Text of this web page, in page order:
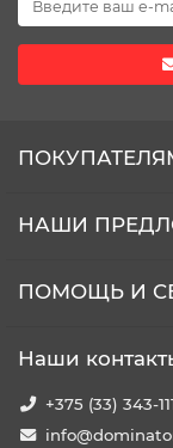
НАШИ
ПОМОЩЬ И
Наши
+375 (33) 343-